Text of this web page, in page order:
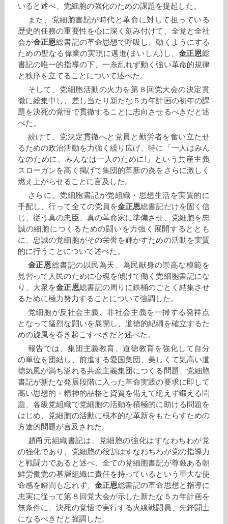
いると述べ、党細胞の強化のための課題を提起した。
また、党細胞書記が時代と革命に対して担っている
歴史的任務の重要性を心に深く刻み付けて、全党と全社
会が金正恩総書記の革命思想で呼吸し、動くようにする
ための聖なる偉業の実現に邁進(まいしん)し、金正恩総
書記の唯一的指導の下、一糸乱れず動く強い革命的規律
と秩序を立てることについて述べた。
そして、党細胞活動の火力を第８回党大会の決定貫
徹に総集中し、差し当たり新たな５カ年計画の初年の課
題を決死の覚悟で貫徹することに志向させるべきだと述
べた。
続けて、党決定貫徹へと党員と勤労者を奮い立たせ
るための政治活動を力強く繰り広げ、特に「一人はみん
なのために、みんなは一人のために!」という共産主義
スローガンを高く掲げて集団的革新の炎をさらに激しく
燃え上がらせることに言及した。
さらに、党細胞書記が党組織・思想生活を実質的に
手配し、行って全ての党員を金正恩総書記だけを固く信
じ、従う真の忠臣、真の革命家に準備させ、党細胞を忠
誠の細胞につくるための闘いを力強く展開するととも
に、忠誠の党細胞がその栄誉を輝かすための活動を実質
的に行うことについて述べた。
金正恩総書記の以民為天、為民献身の崇高な模範を
見習って人民のために心魂を傾けて働く党細胞書記にな
り、大衆を金正恩総書記の周りに鉄桶のごとく結集させ
るために極力努力することについて強調した。
党細胞が反社会主義、非社会主義を一掃する発祥点
となって猛烈な闘いを展開し、道徳的紀綱を確立するた
めの旋風を巻き起こすべきだと述べた。
報告では、集団主義教育、道徳教育を強化して自分
の単位を団結し、前進する愛国集団、美しくて気高い道
徳気風が満ち溢れる共産主義集団につくる問題、党細胞
書記が新たな発展段階に入った革命実践の要求に即して
高い思想的・精神的品格と資質を備えて絶えず鍛える問
題、各級党組織で党細胞の活動を積極的に助ける問題を
はじめ、党細胞の活動に根本的な革新をもたらすための
方途的問題が言及された。
趙甬元組織書記は、党細胞の強化はすなわちわが党
の強化であり、党細胞の役割はすなわちわが党の指導力
と戦闘力であると述べ、全ての党細胞書記が尊厳ある朝
鮮労働党の基層組織に責任を持っているという重大な使
命感を瞬間も忘れず、 金正恩総書記の革命思想と指導に
忠実に従って第８回党大会が示した新たな５カ年計画を
無条件に、決死の覚悟で実行する火線戦闘員、先鋒闘士
になるべきだと強調した。